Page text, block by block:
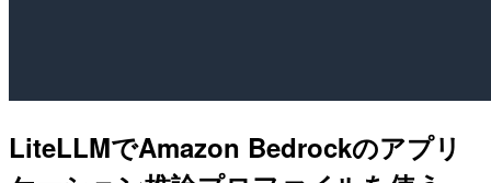
LiteLLMでAmazon Bedrockのアプリ